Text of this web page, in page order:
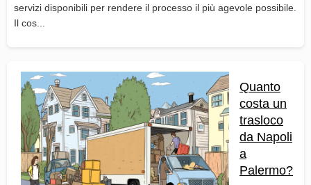
servizi disponibili per rendere il processo il più agevole possibile.
Il cos...
Quanto
costa un
trasloco
da Napoli
a
Palermo?